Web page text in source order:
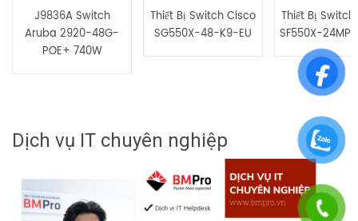
J9836A Switch
Aruba 2920-48G-
POE+ 740W
Thiết Bị Switch Cisco
SG550X-48-K9-EU
Thiết Bị
SF550X-
Dịch vụ IT chuyên nghiệp